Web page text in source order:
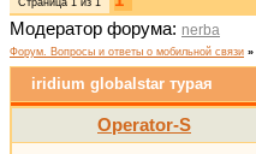
Страница 1 из 1
Модератор форума: nerba
Форум. Вопросы и ответы о мобильной связи »
iridium globalstar турая
Operator-S